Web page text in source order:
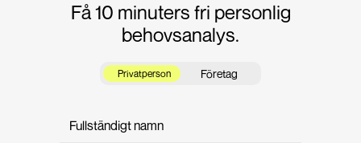
Få 10 minuters fri personlig
behovsanalys.
Privatperson Företag